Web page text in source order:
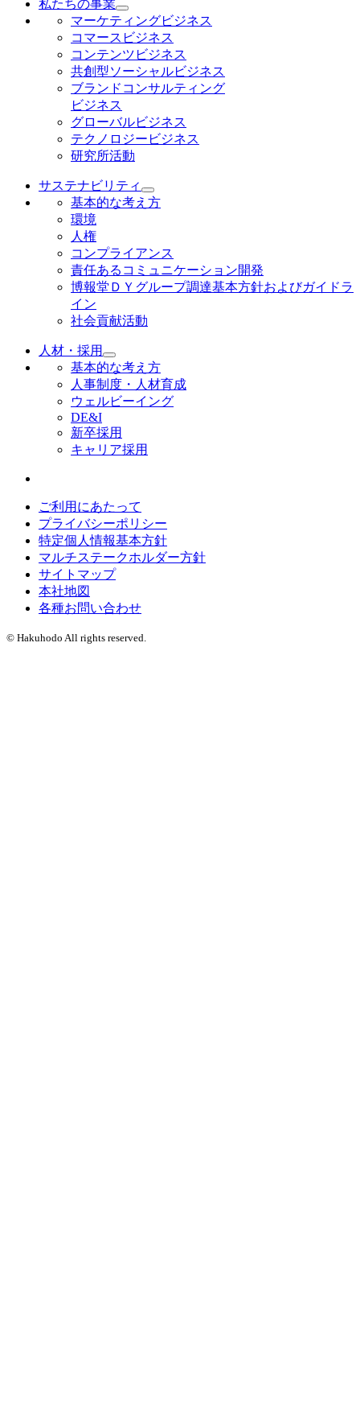
私たちの事業
マーケティングビジネス
コマースビジネス
コンテンツビジネス
共創型ソーシャルビジネス
ブランドコンサルティング
ビジネス
グローバルビジネス
テクノロジービジネス
研究所活動
サステナビリティ
基本的な考え方
環境
人権
コンプライアンス
責任あるコミュニケーション開発
博報堂ＤＹグループ調達基本方針およびガイドラ
イン
社会貢献活動
人材・採用
基本的な考え方
人事制度・人材育成
ウェルビーイング
DE&I
新卒採用
キャリア採用
ご利用にあたって
プライバシーポリシー
特定個人情報基本方針
マルチステークホルダー方針
サイトマップ
本社地図
各種お問い合わせ
© Hakuhodo All rights reserved.